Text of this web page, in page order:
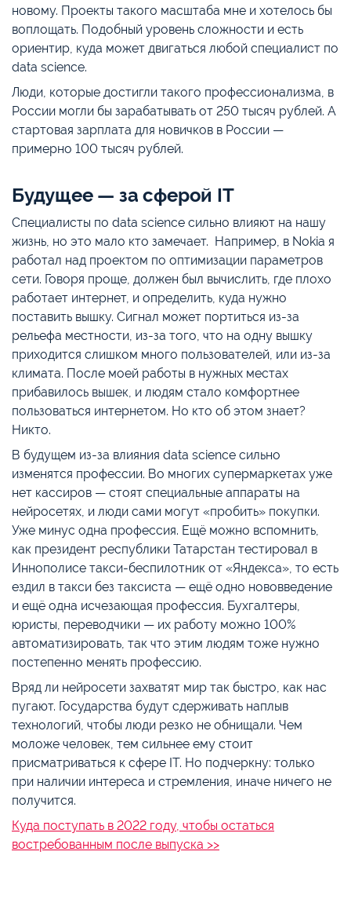
новому. Проекты такого масштаба мне и хотелось бы
воплощать. Подобный уровень сложности и есть
ориентир, куда может двигаться любой специалист по
data science.
Люди, которые достигли такого профессионализма, в
России могли бы зарабатывать от 250 тысяч рублей. А
стартовая зарплата для новичков в России —
примерно 100 тысяч рублей.
Будущее — за сферой IT
Специалисты по data science сильно влияют на нашу
жизнь, но это мало кто замечает. Например, в Nokia я
работал над проектом по оптимизации параметров
сети. Говоря проще, должен был вычислить, где плохо
работает интернет, и определить, куда нужно
поставить вышку. Сигнал может портиться из-за
рельефа местности, из-за того, что на одну вышку
приходится слишком много пользователей, или из-за
климата. После моей работы в нужных местах
прибавилось вышек, и людям стало комфортнее
пользоваться интернетом. Но кто об этом знает?
Никто.
В будущем из-за влияния data science сильно
изменятся профессии. Во многих супермаркетах уже
нет кассиров — стоят специальные аппараты на
нейросетях, и люди сами могут «пробить» покупки.
Уже минус одна профессия. Ещё можно вспомнить,
как президент республики Татарстан тестировал в
Иннополисе такси-беспилотник от «Яндекса», то есть
ездил в такси без таксиста — ещё одно нововведение
и ещё одна исчезающая профессия. Бухгалтеры,
юристы, переводчики — их работу можно 100%
автоматизировать, так что этим людям тоже нужно
постепенно менять профессию.
Вряд ли нейросети захватят мир так быстро, как нас
пугают. Государства будут сдерживать наплыв
технологий, чтобы люди резко не обнищали. Чем
моложе человек, тем сильнее ему стоит
присматриваться к сфере IT. Но подчеркну: только
при наличии интереса и стремления, иначе ничего не
получится.
Куда поступать в 2022 году, чтобы остаться
востребованным после выпуска >>